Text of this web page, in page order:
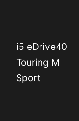
i5 eDrive40
Touring M
Sport